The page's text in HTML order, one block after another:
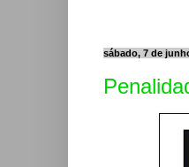
sábado, 7 de